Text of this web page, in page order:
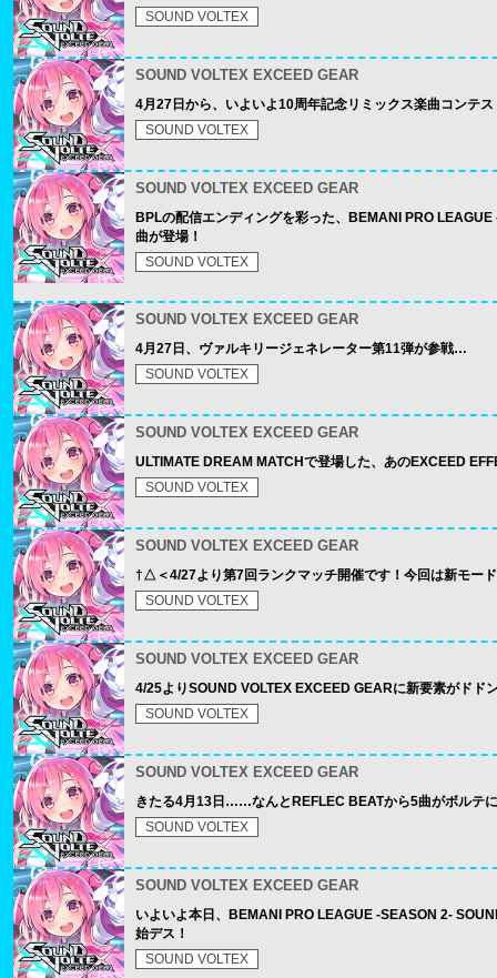
SOUND VOLTEX
SOUND VOLTEX EXCEED GEAR
4月27日から、いよいよ10周年記念リミックス楽曲コンテ
SOUND VOLTEX
SOUND VOLTEX EXCEED GEAR
BPLの配信エンディングを彩った、BEMANI PRO
曲が登場！
SOUND VOLTEX
SOUND VOLTEX EXCEED GEAR
4月27日、ヴァルキリージェネレーター第11弾が参戦…
SOUND VOLTEX
SOUND VOLTEX EXCEED GEAR
ULTIMATE DREAM MATCHで登場した、あのEXCEED
SOUND VOLTEX
SOUND VOLTEX EXCEED GEAR
†△＜4/27より第7回ランクマッチ開催です！今回は新モー
SOUND VOLTEX
SOUND VOLTEX EXCEED GEAR
4/25よりSOUND VOLTEX EXCEED GEARに新要素がドド
SOUND VOLTEX
SOUND VOLTEX EXCEED GEAR
きたる4月13日……なんとREFLEC BEATから5曲がボルテ
SOUND VOLTEX
SOUND VOLTEX EXCEED GEAR
いよいよ本日、BEMANI PRO LEAGUE -SEASON 2-
始デス！
SOUND VOLTEX